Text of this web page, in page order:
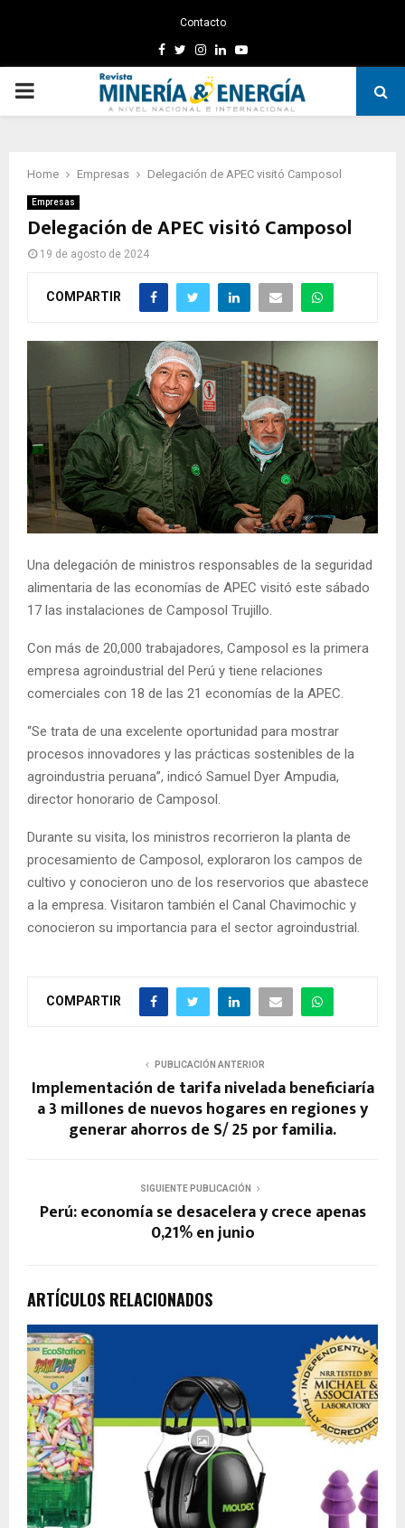
Contacto
Facebook
TwitterInstagram
LinkedinYoutube
PRIMARY
Home Empresas Delegación de APEC visitó Camposol
Empresas
Delegación de APEC visitó Camposol
19 de agosto de 2024
COMPARTIR
Una delegación de ministros responsables de la seguridad
alimentaria de las economías de APEC visitó este sábado
17 las instalaciones de Camposol Trujillo.
Con más de 20,000 trabajadores, Camposol es la primera
empresa agroindustrial del Perú y tiene relaciones
comerciales con 18 de las 21 economías de la APEC.
“Se trata de una excelente oportunidad para mostrar
procesos innovadores y las prácticas sostenibles de la
agroindustria peruana”, indicó Samuel Dyer Ampudia,
director honorario de Camposol.
Durante su visita, los ministros recorrieron la planta de
procesamiento de Camposol, exploraron los campos de
cultivo y conocieron uno de los reservorios que abastece
a la empresa. Visitaron también el Canal Chavimochic y
conocieron su importancia para el sector agroindustrial.
COMPARTIR
PUBLICACIÓN ANTERIOR
Implementación de tarifa nivelada beneficiaría
a 3 millones de nuevos hogares en regiones y
generar ahorros de S/ 25 por familia.
SIGUIENTE PUBLICACIÓN
Perú: economía se desacelera y crece apenas
0,21% en junio
ARTÍCULOS RELACIONADOS